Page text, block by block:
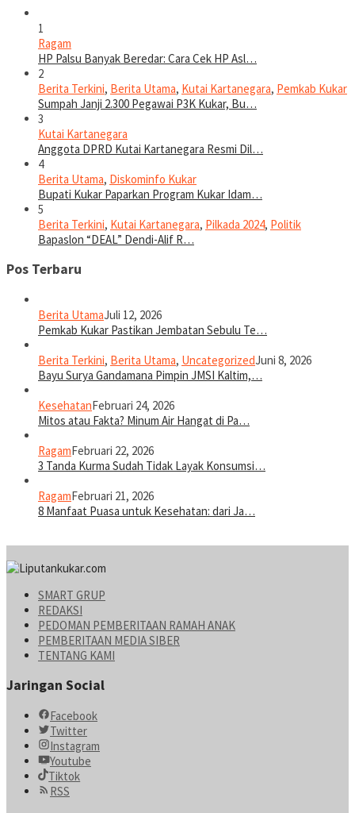
1
Ragam
HP Palsu Banyak Beredar: Cara Cek HP Asl…
2
Berita Terkini, Berita Utama, Kutai Kartanegara, Pemkab Kukar
Sumpah Janji 2.300 Pegawai P3K Kukar, Bu…
3
Kutai Kartanegara
Anggota DPRD Kutai Kartanegara Resmi Dil…
4
Berita Utama, Diskominfo Kukar
Bupati Kukar Paparkan Program Kukar Idam…
5
Berita Terkini, Kutai Kartanegara, Pilkada 2024, Politik
Bapaslon “DEAL” Dendi-Alif R…
Pos Terbaru
Berita UtamaJuli 12, 2026
Pemkab Kukar Pastikan Jembatan Sebulu Te…
Berita Terkini, Berita Utama, UncategorizedJuni 8, 2026
Bayu Surya Gandamana Pimpin JMSI Kaltim,…
KesehatanFebruari 24, 2026
Mitos atau Fakta? Minum Air Hangat di Pa…
RagamFebruari 22, 2026
3 Tanda Kurma Sudah Tidak Layak Konsumsi…
RagamFebruari 21, 2026
8 Manfaat Puasa untuk Kesehatan: dari Ja…
SMART GRUP
REDAKSI
PEDOMAN PEMBERITAAN RAMAH ANAK
PEMBERITAAN MEDIA SIBER
TENTANG KAMI
Jaringan Social
Facebook
Twitter
Instagram
Youtube
Tiktok
RSS